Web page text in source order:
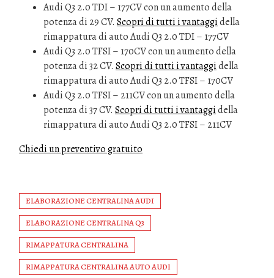
Audi Q3 2.0 TDI – 177CV con un aumento della
potenza di 29 CV. Scopri di tutti i vantaggidella
rimappatura di auto Audi Q3 2.0 TDI – 177CV
Audi Q3 2.0 TFSI – 170CV con un aumento della
potenza di 32 CV. Scopri di tutti i vantaggidella
rimappatura di auto Audi Q3 2.0 TFSI – 170CV
Audi Q3 2.0 TFSI – 211CV con un aumento della
potenza di 37 CV. Scopri di tutti i vantaggidella
rimappatura di auto Audi Q3 2.0 TFSI – 211CV
Chiedi un preventivo gratuito
ELABORAZIONE CENTRALINA AUDI
ELABORAZIONE CENTRALINA Q3
RIMAPPATURA CENTRALINA
RIMAPPATURA CENTRALINA AUTO AUDI